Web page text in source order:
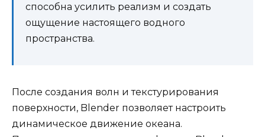
способна усилить реализм и создать
ощущение настоящего водного
пространства.
После создания волн и текстурирования
поверхности, Blender позволяет настроить
динамическое движение океана.